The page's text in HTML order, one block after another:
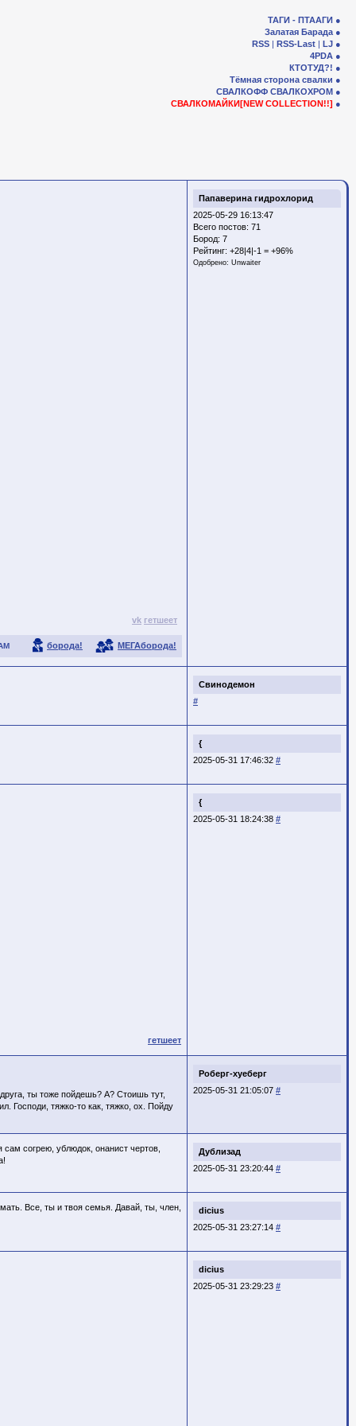
ТАГИ - ПТААГИ
Залатая Барада
RSS | RSS-Last | LJ
4PDA
КТОТУД?!
Тёмная сторона свалки
СВАЛКОФФ СВАЛКОХРОМ
СВАЛКОМАЙКИ[NEW COLLECTION!!]
Папаверина гидрохлорид
2025-05-29 16:13:47
Всего постов: 71
Бород: 7
Рейтинг: +28|4|-1 = +96%
Одобрено: Unwaiter
vk гетшеет
борода! МЕГАборода!
Свинодемон
#
{
2025-05-31 17:46:32 #
{
2025-05-31 18:24:38 #
гетшеет
Роберг-хуеберг
2025-05-31 21:05:07 #
ты тоже пойдешь? А? Стоишь тут,
Господи, тяжко-то как, тяжко, ох. Пойду
Дублизад
2025-05-31 23:20:44 #
согрею, ублюдок, онанист чертов,
dicius
2025-05-31 23:27:14 #
Все, ты и твоя семья. Давай, ты, член,
dicius
2025-05-31 23:29:23 #